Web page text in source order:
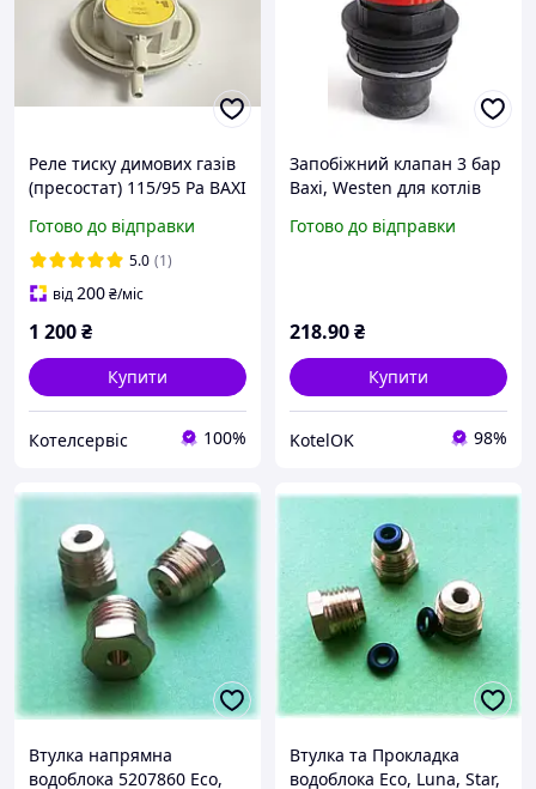
Реле тиску димових газів
(пресостат) 115/95 Pa BAXI
Energy, Star
Готово до відправки
5.0 (1)
від200₴/міс
1 200₴
Купити
Котелсервіс 100%
Запобіжний клапан 3 бар
Baxi, Westen для котлів
Quasar D, Star Energy,
Готово до відправки
218.90₴
Купити
KotelOK 98%
Втулка напрямна
водоблока 5207860 Eco,
Втулка та Прокладка
водоблока Eco, Luna, Star,